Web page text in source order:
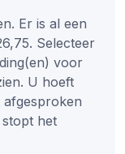
Er is al een
Selecteer
voor
U hoeft
afgesproken
het